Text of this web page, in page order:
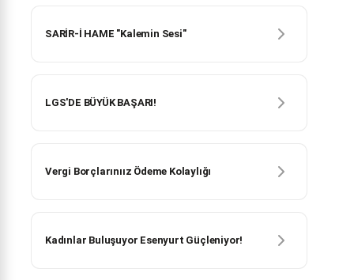
SARİR-İ HAME "Kalemin Sesi"
LGS'DE BÜYÜK BAŞARI!
Vergi Borçlarınıız Ödeme Kolaylığı
Kadınlar Buluşuyor Esenyurt Güçleniyor!